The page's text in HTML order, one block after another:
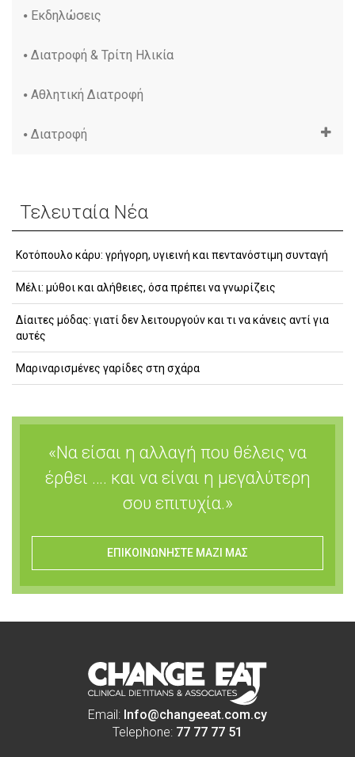
Εκδηλώσεις
Διατροφή & Τρίτη Ηλικία
Αθλητική Διατροφή
Διατροφή
Τελευταία Νέα
Κοτόπουλο κάρυ: γρήγορη, υγιεινή και πεντανόστιμη συνταγή
Μέλι: μύθοι και αλήθειες, όσα πρέπει να γνωρίζεις
Δίαιτες μόδας: γιατί δεν λειτουργούν και τι να κάνεις αντί για
αυτές
Μαριναρισμένες γαρίδες στη σχάρα
«Να είσαι η αλλαγή που θέλεις να
έρθει …. και να είναι η μεγαλύτερη
σου επιτυχία.»
ΕΠΙΚΟΙΝΩΝΗΣΤΕ ΜΑΖΙ ΜΑΣ
Email: Info@changeeat.com.cy
Telephone: 77 77 77 51